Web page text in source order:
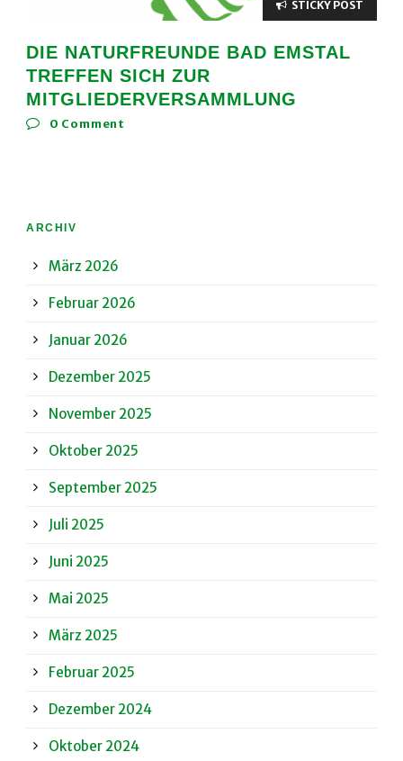
STICKY POST
DIE NATURFREUNDE BAD EMSTAL
TREFFEN SICH ZUR
MITGLIEDERVERSAMMLUNG
0 Comment
ARCHIV
März 2026
Februar 2026
Januar 2026
Dezember 2025
November 2025
Oktober 2025
September 2025
Juli 2025
Juni 2025
Mai 2025
März 2025
Februar 2025
Dezember 2024
Oktober 2024